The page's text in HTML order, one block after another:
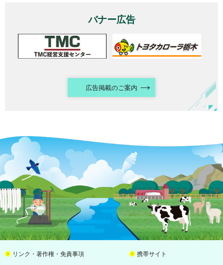
バナー広告
広告掲載のご案内
リンク・著作権・免責事項 携帯サイト